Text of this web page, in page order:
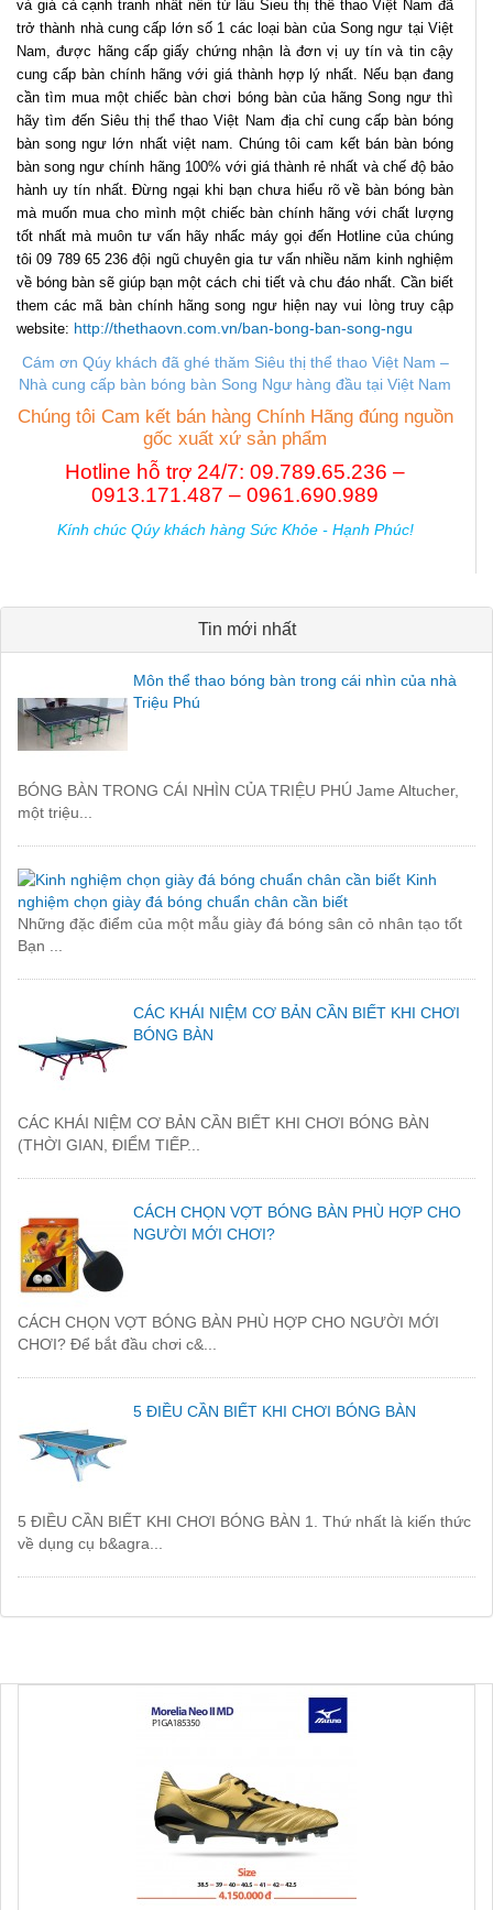
và giá cả cạnh tranh nhất nên từ lâu Sieu thị thể thao Việt Nam đã
trở thành nhà cung cấp lớn số 1 các loại bàn của Song ngư tại Việt
Nam, được hãng cấp giấy chứng nhận là đơn vị uy tín và tin cậy
cung cấp bàn chính hãng với giá thành hợp lý nhất. Nếu bạn đang
cần tìm mua một chiếc bàn chơi bóng bàn của hãng Song ngư thì
hãy tìm đến Siêu thị thể thao Việt Nam địa chỉ cung cấp bàn bóng
bàn song ngư lớn nhất việt nam. Chúng tôi cam kết bán bàn bóng
bàn song ngư chính hãng 100% với giá thành rẻ nhất và chế độ bảo
hành uy tín nhất. Đừng ngại khi bạn chưa hiểu rõ về bàn bóng bàn
mà muốn mua cho mình một chiếc bàn chính hãng với chất lượng
tốt nhất mà muôn tư vấn hãy nhấc máy gọi đến Hotline của chúng
tôi 09 789 65 236 đội ngũ chuyên gia tư vấn nhiều năm kinh nghiệm
về bóng bàn sẽ giúp bạn một cách chi tiết và chu đáo nhất. Cần biết
them các mã bàn chính hãng song ngư hiện nay vui lòng truy cập
website: http://thethaovn.com.vn/ban-bong-ban-song-ngu
Cám ơn Qúy khách đã ghé thăm Siêu thị thể thao Việt Nam –
Nhà cung cấp bàn bóng bàn Song Ngư hàng đầu tại Việt Nam
Chúng tôi Cam kết bán hàng Chính Hãng đúng nguồn
gốc xuất xứ sản phẩm
Hotline hỗ trợ 24/7: 09.789.65.236 –
0913.171.487 – 0961.690.989
Kính chúc Qúy khách hàng Sức Khỏe - Hạnh Phúc!
Tin mới nhất
Môn thể thao bóng bàn trong cái nhìn của nhà
Triệu Phú
BÓNG BÀN TRONG CÁI NHÌN CỦA TRIỆU PHÚ Jame Altucher,
một triệu...
Kinh
nghiệm chọn giày đá bóng chuẩn chân cần biết
Những đặc điểm của một mẫu giày đá bóng sân cỏ nhân tạo tốt
Bạn ...
CÁC KHÁI NIỆM CƠ BẢN CẦN BIẾT KHI CHƠI
BÓNG BÀN
CÁC KHÁI NIỆM CƠ BẢN CẦN BIẾT KHI CHƠI BÓNG BÀN
(THỜI GIAN, ĐIỂM TIẾP...
CÁCH CHỌN VỢT BÓNG BÀN PHÙ HỢP CHO
NGƯỜI MỚI CHƠI?
CÁCH CHỌN VỢT BÓNG BÀN PHÙ HỢP CHO NGƯỜI MỚI
CHƠI? Để bắt đầu chơi c&...
5 ĐIỀU CẦN BIẾT KHI CHƠI BÓNG BÀN
5 ĐIỀU CẦN BIẾT KHI CHƠI BÓNG BÀN 1. Thứ nhất là kiến thức
về dụng cụ b&agra...